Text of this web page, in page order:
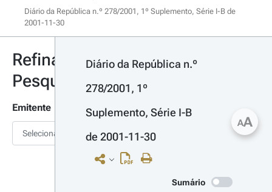
Diário da República n.º 278/2001, 1º Suplemento, Série I-B de
2001-11-30
Refinar
Pesquisa
Emitente
Selecionar
Diário da República n.º
278/2001, 1º
Suplemento, Série I-B
de 2001-11-30
Sumário
AA